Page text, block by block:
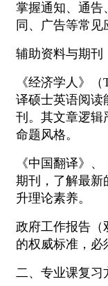
掌握通知、通告
同、广告等常见
辅助资料与期刊
《经济学人》
译硕士英语阅读
刊。其文章逻辑
命题风格。
《中国翻译》
期刊，了解最新
升理论素养。
政府工作报告（
的权威标准，必
二、专业课复习